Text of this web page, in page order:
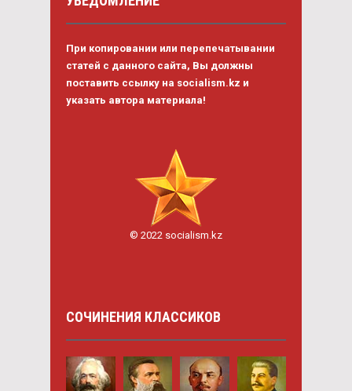
При копировании или перепечатывании
статей с данного сайта, Вы должны
поставить ссылку на socialism.kz и
указать автора материала!
© 2022 socialism.kz
СОЧИНЕНИЯ КЛАССИКОВ